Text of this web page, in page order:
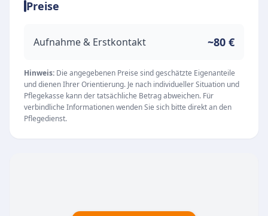
die Eigenständigkeit der Patienten bestmöglich
Unsere Leistungen
verschiedene Bereiche, um auf die individuellen
Bedürfnisse der Klienten einzugehen:
Ambulante Pflege:Professionelle
Unterstützung und Versorgung im eigenen
Zuhause.
Mit Standorten am Markt in Lommatzsch sowie
Preise
Aufnahme & Erstkontakt ~80 €
Hinweis: Die angegebenen Preise sind geschätzte Eigenanteile
und dienen Ihrer Orientierung. Je nach individueller Situation und
Pflegekasse kann der tatsächliche Betrag abweichen. Für
verbindliche Informationen wenden Sie sich bitte direkt an den
Pflegedienst.